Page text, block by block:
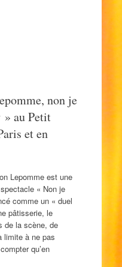
non je
» au Petit
et en
Lepomme est une
« Non je
comme un « duel
pâtisserie, le
de la scène, de
limite à ne pas
qu’en